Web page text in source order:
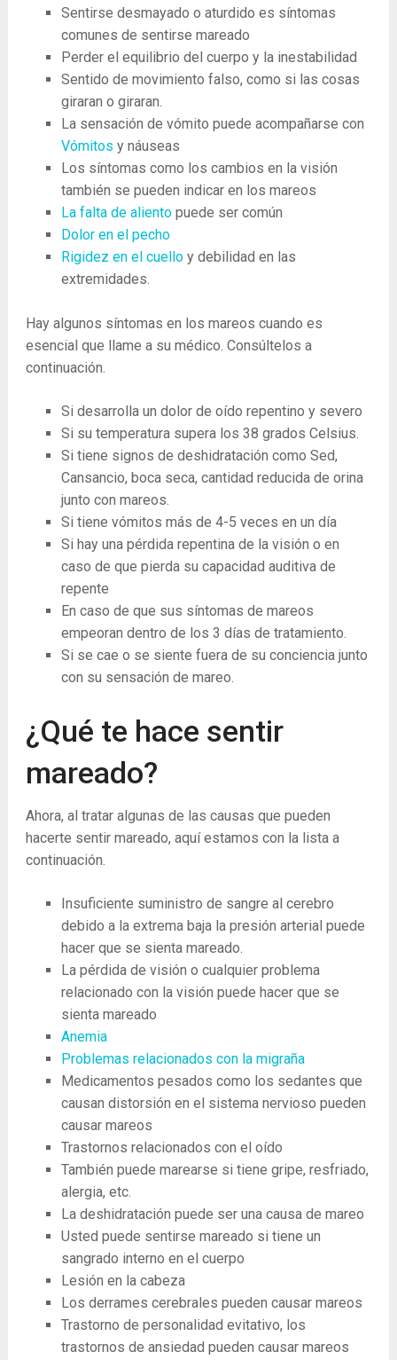
Sentirse desmayado o aturdido es síntomas
comunes de sentirse mareado
Perder el equilibrio del cuerpo y la inestabilidad
Sentido de movimiento falso, como si las cosas
giraran o giraran.
La sensación de vómito puede acompañarse con
Vómitos y náuseas
Los síntomas como los cambios en la visión
también se pueden indicar en los mareos
La falta de aliento puede ser común
Dolor en el pecho
Rigidez en el cuello y debilidad en las
extremidades.
Hay algunos síntomas en los mareos cuando es
esencial que llame a su médico. Consúltelos a
continuación.
Si desarrolla un dolor de oído repentino y severo
Si su temperatura supera los 38 grados Celsius.
Si tiene signos de deshidratación como Sed,
Cansancio, boca seca, cantidad reducida de orina
junto con mareos.
Si tiene vómitos más de 4-5 veces en un día
Si hay una pérdida repentina de la visión o en
caso de que pierda su capacidad auditiva de
repente
En caso de que sus síntomas de mareos
empeoran dentro de los 3 días de tratamiento.
Si se cae o se siente fuera de su conciencia junto
con su sensación de mareo.
¿Qué te hace sentir
mareado?
Ahora, al tratar algunas de las causas que pueden
hacerte sentir mareado, aquí estamos con la lista a
continuación.
Insuficiente suministro de sangre al cerebro
debido a la extrema baja la presión arterial puede
hacer que se sienta mareado.
La pérdida de visión o cualquier problema
relacionado con la visión puede hacer que se
sienta mareado
Anemia
Problemas relacionados con la migraña
Medicamentos pesados ​​como los sedantes que
causan distorsión en el sistema nervioso pueden
causar mareos
Trastornos relacionados con el oído
También puede marearse si tiene gripe, resfriado,
alergia, etc.
La deshidratación puede ser una causa de mareo
Usted puede sentirse mareado si tiene un
sangrado interno en el cuerpo
Lesión en la cabeza
Los derrames cerebrales pueden causar mareos
Trastorno de personalidad evitativo, los
trastornos de ansiedad pueden causar mareos